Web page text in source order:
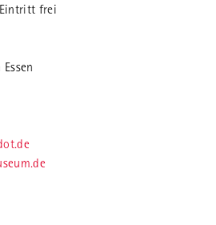
frei